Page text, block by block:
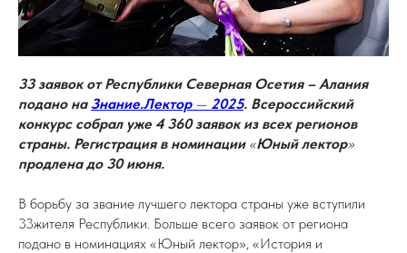
33 заявок от Республики Северная Осетия – Алания
подано на Знание.Лектор — 2025. Всероссийский
конкурс собрал уже 4 360 заявок из всех регионов
страны. Регистрация в номинации «Юный лектор»
продлена до 30 июня.
В борьбу за звание лучшего лектора страны уже вступили
33жителя Республики. Больше всего заявок от региона
подано в номинациях «Юный лектор», «История и